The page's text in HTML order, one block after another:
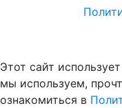
Этот сайт
мы используем,
ознакомиться в